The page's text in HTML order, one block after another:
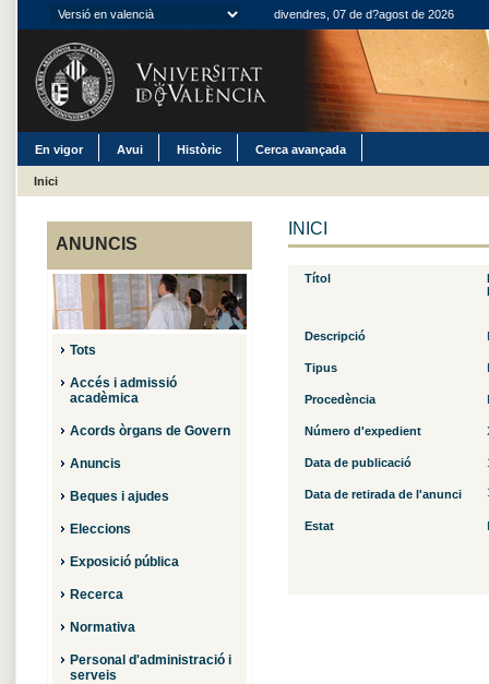
divendres, 07 de d?agost de 2026
En vigor Avui Històric Cerca avançada
Inici
ANUNCIS
Tots
Accés i admissió
acadèmica
Acords òrgans de Govern
Anuncis
Beques i ajudes
Eleccions
Exposició pública
Recerca
Normativa
Personal d'administració i
serveis
INICI
Títol
Descripció
Tipus
Procedència
Número d'expedient
Data de publicació
Data de retirada de l'anunci
Estat